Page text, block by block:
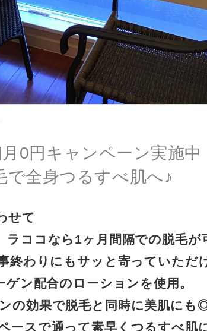
0円キャンペーン実施中
全身つるすべ肌へ♪
せて
ココなら1ヶ月間隔での脱毛が
終わりにもサッと寄っていただ
ン配合のローションを使用。
の効果で脱毛と同時に美肌にも
ースで通って素早くつるすべ肌